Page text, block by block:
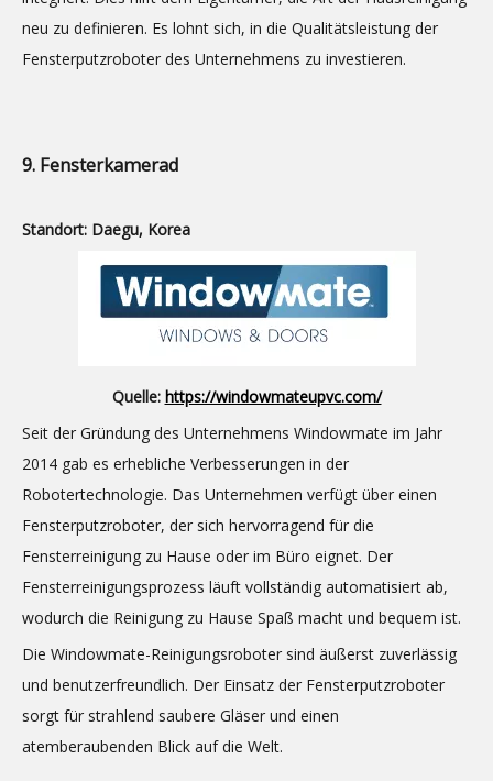
neu zu definieren. Es lohnt sich, in die Qualitätsleistung der
Fensterputzroboter des Unternehmens zu investieren.
9. Fensterkamerad
Standort: Daegu, Korea
Quelle: https://windowmateupvc.com/
Seit der Gründung des Unternehmens Windowmate im Jahr
2014 gab es erhebliche Verbesserungen in der
Robotertechnologie. Das Unternehmen verfügt über einen
Fensterputzroboter, der sich hervorragend für die
Fensterreinigung zu Hause oder im Büro eignet. Der
Fensterreinigungsprozess läuft vollständig automatisiert ab,
wodurch die Reinigung zu Hause Spaß macht und bequem ist.
Die Windowmate-Reinigungsroboter sind äußerst zuverlässig
und benutzerfreundlich. Der Einsatz der Fensterputzroboter
sorgt für strahlend saubere Gläser und einen
atemberaubenden Blick auf die Welt.